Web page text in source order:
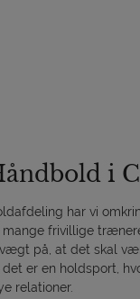
i
har vi
frivillige
på, at det skal
er en holdsport,
relationer.